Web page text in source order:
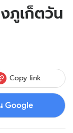
ภูเก็ตวัน
Copy link
Google